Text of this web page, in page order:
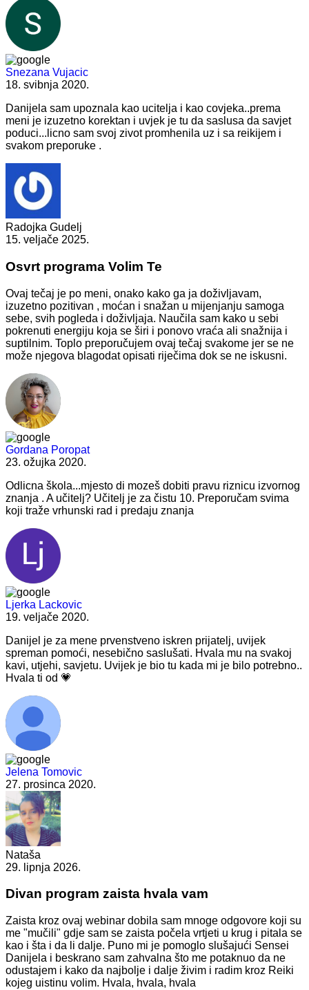
Snezana Vujacic
18. svibnja 2020.
Danijela sam upoznala kao ucitelja i kao covjeka..prema
meni je izuzetno korektan i uvjek je tu da saslusa da savjet
poduci...licno sam svoj zivot promhenila uz i sa reikijem i
svakom preporuke .
Radojka Gudelj
15. veljače 2025.
Osvrt programa Volim Te
Ovaj tečaj je po meni, onako kako ga ja doživljavam,
izuzetno pozitivan , moćan i snažan u mijenjanju samoga
sebe, svih pogleda i doživljaja. Naučila sam kako u sebi
pokrenuti energiju koja se širi i ponovo vraća ali snažnija i
suptilnim. Toplo preporučujem ovaj tečaj svakome jer se ne
može njegova blagodat opisati riječima dok se ne iskusni.
Gordana Poropat
23. ožujka 2020.
Odlicna škola...mjesto di mozeš dobiti pravu riznicu izvornog
znanja . A učitelj? Učitelj je za čistu 10. Preporučam svima
koji traže vrhunski rad i predaju znanja
Ljerka Lackovic
19. veljače 2020.
Danijel je za mene prvenstveno iskren prijatelj, uvijek
spreman pomoći, nesebično saslušati. Hvala mu na svakoj
kavi, utjehi, savjetu. Uvijek je bio tu kada mi je bilo potrebno..
Hvala ti od 💗
Jelena Tomovic
27. prosinca 2020.
Nataša
29. lipnja 2026.
Divan program zaista hvala vam
Zaista kroz ovaj webinar dobila sam mnoge odgovore koji su
me "mučili" gdje sam se zaista počela vrtjeti u krug i pitala se
kao i šta i da li dalje. Puno mi je pomoglo slušajući Sensei
Danijela i beskrano sam zahvalna što me potaknuo da ne
odustajem i kako da najbolje i dalje živim i radim kroz Reiki
kojeg uistinu volim. Hvala, hvala, hvala